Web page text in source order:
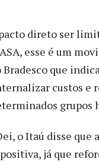
direto ser
esse é um
que
custos e
grupos
o Itaú disse que
já que